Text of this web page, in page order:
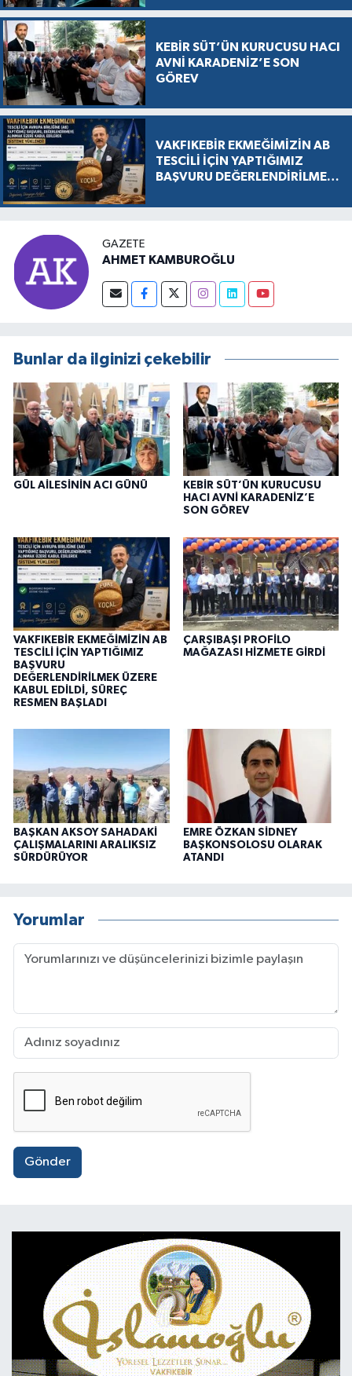
KEBİR SÜT’ÜN KURUCUSU HACI
AVNİ KARADENİZ’E SON
GÖREV
VAKFIKEBİR EKMEĞİMİZİN AB
TESCİLİ İÇİN YAPTIĞIMIZ
BAŞVURU DEĞERLENDİRİLMEK
RESMEN BAŞLADI
GAZETE
AHMET KAMBUROĞLU
Bunlar da ilginizi çekebilir
GÜL AİLESİNİN ACI GÜNÜ
KEBİR SÜT’ÜN KURUCUSU
HACI AVNİ KARADENİZ’E
SON GÖREV
VAKFIKEBİR EKMEĞİMİZİN AB
TESCİLİ İÇİN YAPTIĞIMIZ
BAŞVURU
DEĞERLENDİRİLMEK ÜZERE
KABUL EDİLDİ, SÜREÇ
RESMEN BAŞLADI
ÇARŞIBAŞI PROFİLO
MAĞAZASI HİZMETE GİRDİ
BAŞKAN AKSOY SAHADAKİ
ÇALIŞMALARINI ARALIKSIZ
SÜRDÜRÜYOR
EMRE ÖZKAN SİDNEY
BAŞKONSOLOSU OLARAK
ATANDI
Yorumlar
Gönder